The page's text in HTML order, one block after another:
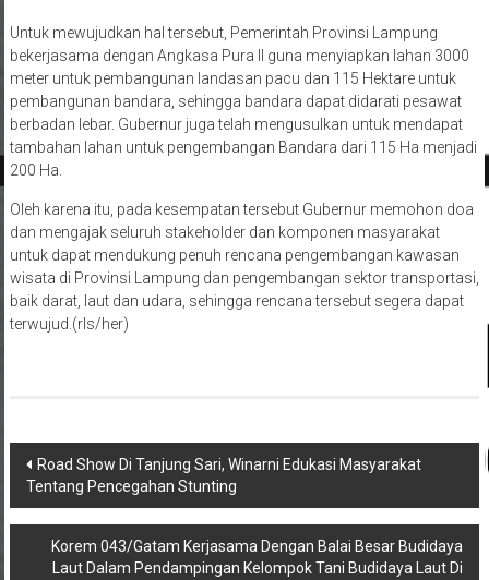
Untuk mewujudkan hal tersebut, Pemerintah Provinsi Lampung
bekerjasama dengan Angkasa Pura II guna menyiapkan lahan 3000
meter untuk pembangunan landasan pacu dan 115 Hektare untuk
pembangunan bandara, sehingga bandara dapat didarati pesawat
berbadan lebar. Gubernur juga telah mengusulkan untuk mendapat
tambahan lahan untuk pengembangan Bandara dari 115 Ha menjadi
200 Ha.
Oleh karena itu, pada kesempatan tersebut Gubernur memohon doa
dan mengajak seluruh stakeholder dan komponen masyarakat
untuk dapat mendukung penuh rencana pengembangan kawasan
wisata di Provinsi Lampung dan pengembangan sektor transportasi,
baik darat, laut dan udara, sehingga rencana tersebut segera dapat
terwujud.(rls/her)
Navigasi
pos
Road Show Di Tanjung Sari, Winarni Edukasi Masyarakat
Tentang Pencegahan Stunting
Korem 043/Gatam Kerjasama Dengan Balai Besar Budidaya
Laut Dalam Pendampingan Kelompok Tani Budidaya Laut Di